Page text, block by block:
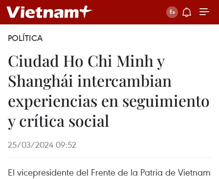
POLÍTICA
Ciudad Ho Chi Minh y
Shanghái intercambian
experiencias en seguimiento
y crítica social
25/03/2024 09:52
El vicepresidente del Frente de la Patria de Vietnam